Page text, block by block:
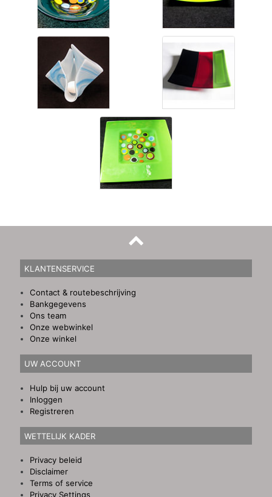
KLANTENSERVICE
Contact & routebeschrijving
Bankgegevens
Ons team
Onze webwinkel
Onze winkel
UW ACCOUNT
Hulp bij uw account
Inloggen
Registreren
WETTELIJK KADER
Privacy beleid
Disclaimer
Terms of service
Privacy Settings